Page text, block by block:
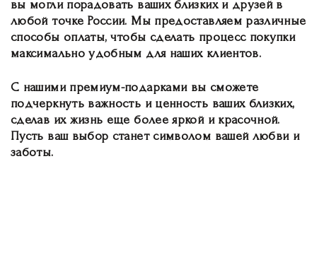
вы могли порадовать ваших близких и друзей в
любой точке России. Мы предоставляем различные
способы оплаты, чтобы сделать процесс покупки
максимально удобным для наших клиентов.
С нашими премиум-подарками вы сможете
подчеркнуть важность и ценность ваших близких,
сделав их жизнь еще более яркой и красочной.
Пусть ваш выбор станет символом вашей любви и
заботы.